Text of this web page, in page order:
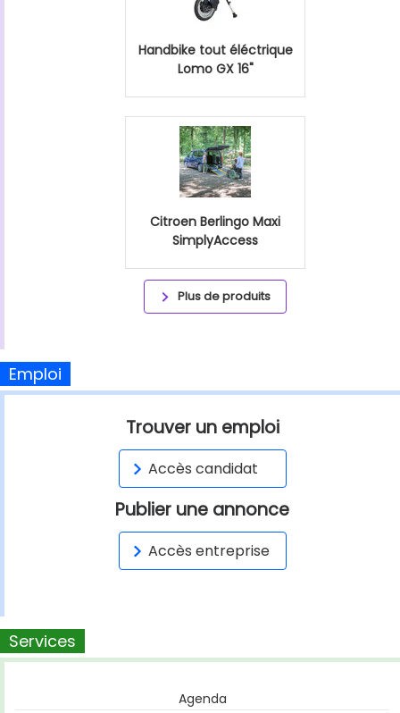
Handbike tout éléctrique
Lomo GX 16"
Citroen Berlingo Maxi
SimplyAccess
Plus de produits
Emploi
Trouver un emploi
Accès candidat
Publier une annonce
Accès entreprise
Services
Agenda